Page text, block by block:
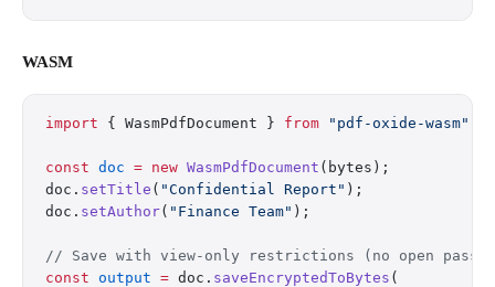
WASM
import { WasmPdfDocument } from "pdf-oxide-wasm"
const doc = new WasmPdfDocument (bytes);
doc. setTitle ( "Confidential Report" );
doc. setAuthor( "Finance Team" );
// Save with view-only restrictions (no open
const output = doc. saveEncryptedToBytes (